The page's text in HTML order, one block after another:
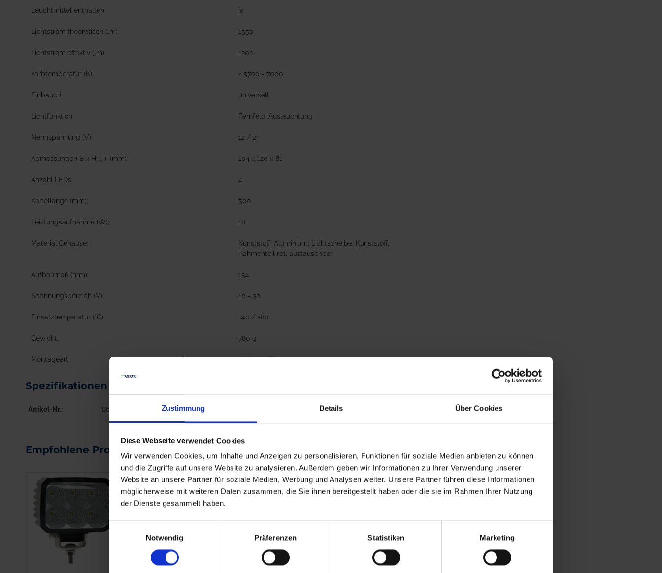
Zustimmung Details Über Cookies
Diese Webseite verwendet Cookies
Wir verwenden Cookies, um Inhalte und Anzeigen zu personalisieren, Funktionen für soziale Medien anbieten zu können
und die Zugriffe auf unsere Website zu analysieren. Außerdem geben wir Informationen zu Ihrer Verwendung unserer
Website an unsere Partner für soziale Medien, Werbung und Analysen weiter. Unsere Partner führen diese Informationen
möglicherweise mit weiteren Daten zusammen, die Sie ihnen bereitgestellt haben oder die sie im Rahmen Ihrer Nutzung
der Dienste gesammelt haben.
Notwendig
Präferenzen Statistiken Marketing
Leuchtmittel enthalten ja
Lichtstrom theoretisch (lm) 1550
Lichtstrom effektiv (lm) 1200
Farbtemperatur (K): ≈ 5700 - 7000
Einbauort universell
Lichtfunktion Fernfeld-Ausleuchtung
Nennspannung (V): 12 / 24
Abmessungen B x H x T (mm): 104 x 120 x 81
Anzahl LEDs: 4
Kabellänge (mm): 500
Leistungsaufnahme (W): 18
Material:Gehäuse:
Kunststoff, Aluminium; Lichtscheibe: Kunststoff,
Rahmenteil rot, austauschbar
Aufbaumaß (mm): 154
Spannungsbereich (V): 10 - 30
Einsatztemperatur (°C): -40 / +80
Gewicht: 780 g
Montageart stehend- M8
Spezifikationen GRANIT Arbeitsscheinwerfer LED
Artikel-Nr. 864002-09 GRANIT
Empfohlene Produkte